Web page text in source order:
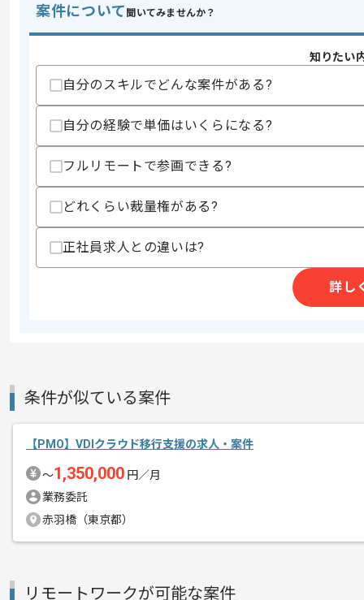
スキル
・事務系のPMO経験
・AWS構築経験
スキルに不安がある方へ
上記に似た経験やスキルをお持ちであれば申
その他募集要項
作業開始日
経験豊富なメンバーと成長が出来る環
スキルアップされたい方、長期的に参
首都圏または遠方からリモートにてご
案件について 聞いてみませんか？
知りたい
自分のスキルでどんな案件がある?
自分の経験で単価はいくらになる?
フルリモートで参画できる?
どれくらい裁量権がある?
正社員求人との違いは?
詳し
条件が似ている案件
【PMO】VDIクラウド移行支援の求人・案件
〜1,350,000 円／月
業務委託
赤羽橋（東京都）
リモートワークが可能な案件